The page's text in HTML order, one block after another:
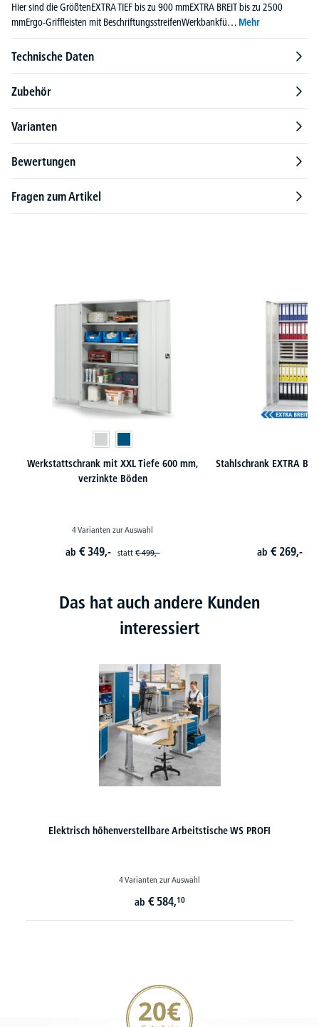
Hier sind die GrößtenEXTRA TIEF bis zu 900 mmEXTRA BREIT bis zu 2500
mmErgo-Griffleisten mit BeschriftungsstreifenWerkbankfü… Mehr
Technische Daten
Zubehör
Varianten
Bewertungen
Fragen zum Artikel
Werkstattschrank mit XXL Tiefe 600 mm,
verzinkte Böden
4 Varianten zur Auswahl
ab€ 349,- statt€ 499,-
Stahlschrank EXTRA
ab€ 269,-
Das hat auch andere Kunden
interessiert
Elektrisch höhenverstellbare Arbeitstische WS PROFI
4 Varianten zur Auswahl
ab € 584,10
20€ Gutschein sichern